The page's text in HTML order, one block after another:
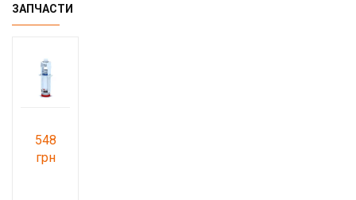
ЗАПЧАСТИ
548
грн